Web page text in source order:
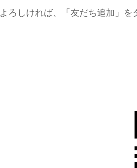
よろしければ、「友だち追加」を